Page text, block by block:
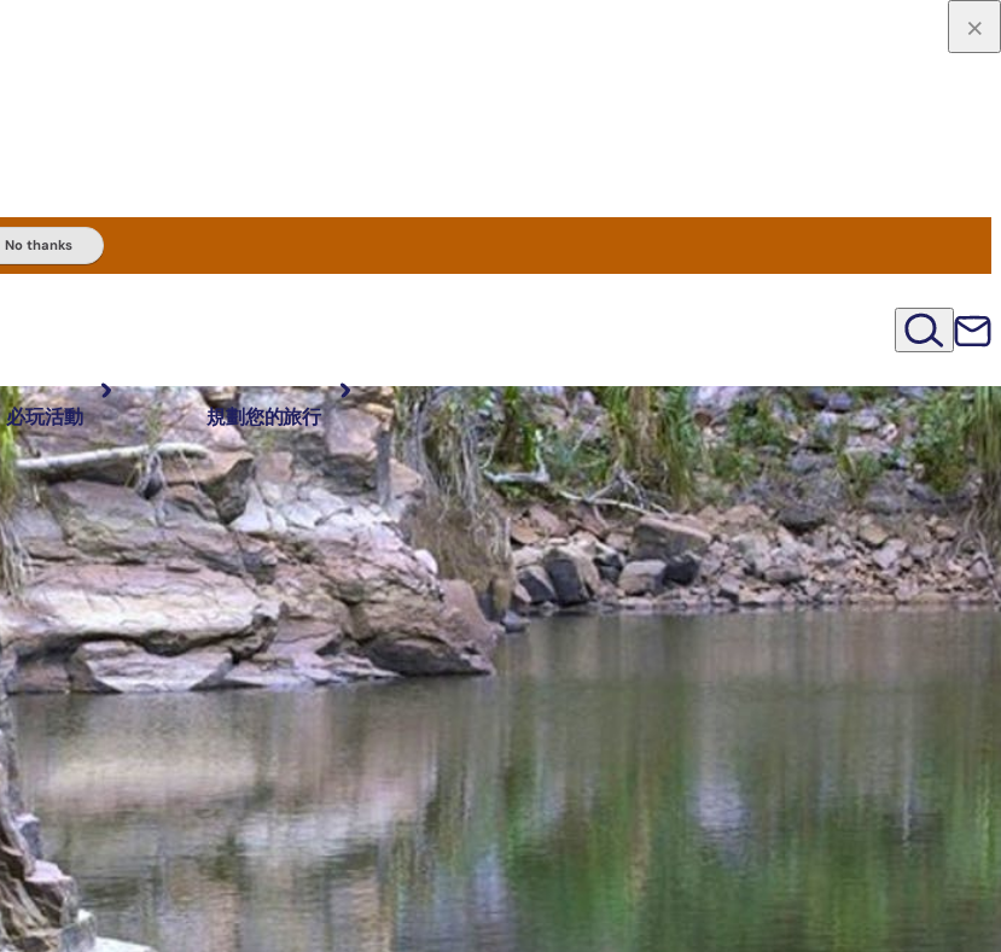
No thanks
最受歡迎目的地 內陸和戶外 按地區探索
必玩活動
體驗 旅客類型 推薦榜單
規劃您的旅行
規劃和預訂 實用資訊 規劃工具
搜尋: